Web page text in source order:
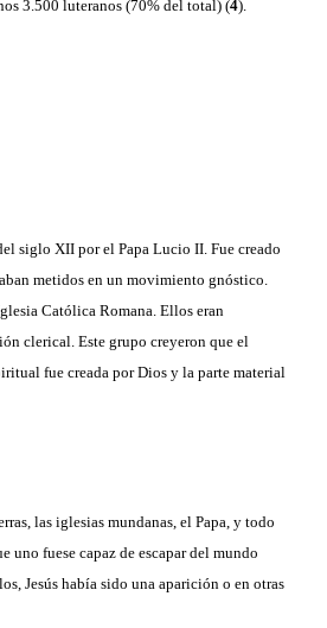
3.500 luteranos (70% del total) (4).
siglo XII por el Papa Lucio II. Fue creado
metidos en un movimiento gnóstico.
Católica Romana. Ellos eran
clerical. Este grupo creyeron que el
fue creada por Dios y la parte material
las iglesias mundanas, el Papa, y todo
uno fuese capaz de escapar del mundo
Jesús había sido una aparición o en otras